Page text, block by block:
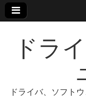
ドラ
ドライバ、ソフト